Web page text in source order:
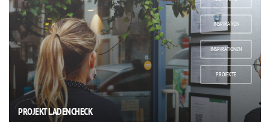
,
INSPIRATION
,
INSPIRATIONEN
,
PROJEKTE
PROJEKT LADENCHECK